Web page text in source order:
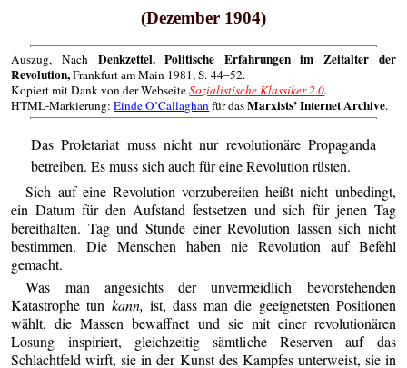
(Dezember 1904)
Auszug, Nach Denkzettel. Politische Erfahrungen im Zeitalter der
Revolution,Frankfurt am Main 1981, S. 44–52.
Kopiert mit Dank von der WebseiteSozialistische Klassiker 2.0.
HTML-Markierung:Einde O’Callaghan für dasMarxists’ Internet Archive.
Das Proletariat muss nicht nur revolutionäre Propaganda
betreiben. Es muss sich auch für eine Revolution rüsten.
Sich auf eine Revolution vorzubereiten heißt nicht unbedingt,
ein Datum für den Aufstand festsetzen und sich für jenen Tag
bereithalten. Tag und Stunde einer Revolution lassen sich nicht
bestimmen. Die Menschen haben nie Revolution auf Befehl
gemacht.
Was man angesichts der unvermeidlich bevorstehenden
Katastrophe tun kann, ist, dass man die geeignetsten Positionen
wählt, die Massen bewaffnet und sie mit einer revolutionären
Losung inspiriert, gleichzeitig sämtliche Reserven auf das
Schlachtfeld wirft, sie in der Kunst des Kampfes unterweist, sie in